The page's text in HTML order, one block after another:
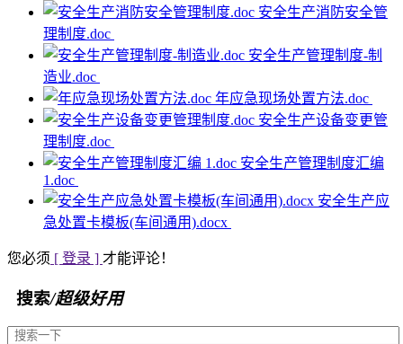
安全生产消防安全管
理制度.doc
安全生产管理制度-制
造业.doc
年应急现场处置方法.doc
安全生产设备变更管
理制度.doc
安全生产管理制度汇编
1.doc
安全生产应
急处置卡模板(车间通用).docx
您必须 [ 登录 ] 才能评论！
搜索/超级好用